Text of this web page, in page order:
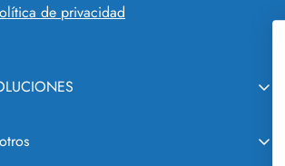
de privacidad
Y DEVOLUCIONES
¡No te pierdas nada!
los mejores lookazos y